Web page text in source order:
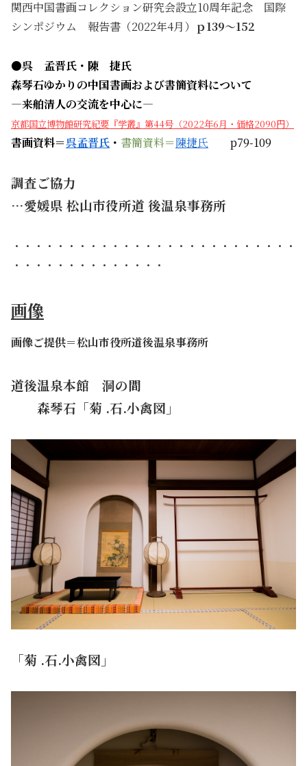
関西中国書画コレクション研究会設立10周年記念 国際
シンポジウム 報告書（2022年4月） ｐ139～152
●呉 孟晋氏・陳 捷氏
森琴石ゆかりの中国書画および書簡資料について
―来舶清人の交流を中心に―
京都国立博物館研究紀要『学叢』第44号（2022年6月・価格2090円）
書画資料＝呉孟晋氏 ・ 書簡資料＝陳捷氏 p79-109
調査ご協力
…愛媛県 松山市役所道 後温泉事務所
・・・・・・・・・・・・・・・・・・・・・・・・・・
・・・・・・・・・・・・・・
画像
画像ご提供＝松山市役所道後温泉事務所
道後温泉本館 洞の間
森琴石「菊 .石.小禽図」
「菊 .石.小禽図」